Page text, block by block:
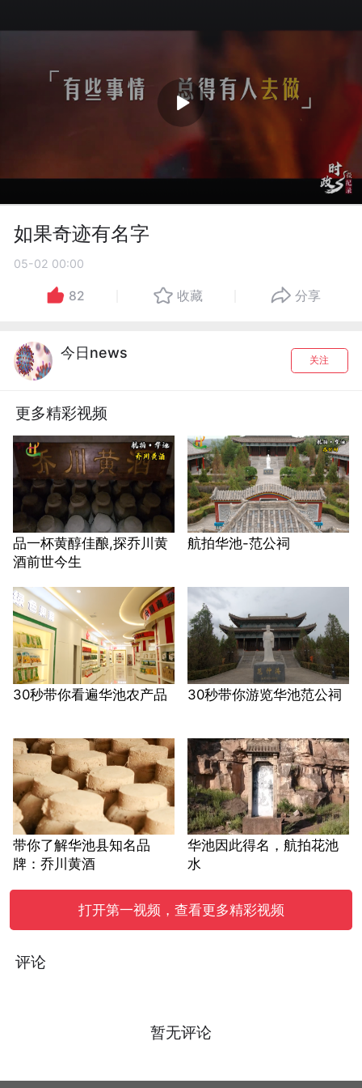
如果奇迹有名字
05-02 00:00
82 收藏 分享
今日news 关注
更多精彩视频
品一杯黄醇佳酿,探乔川黄
酒前世今生
航拍华池-范公祠
30秒带你看遍华池农产品 30秒带你游览华池范公祠
带你了解华池县知名品
牌：乔川黄酒
华池因此得名，航拍花池
水
打开第一视频，查看更多精彩视频
评论
暂无评论